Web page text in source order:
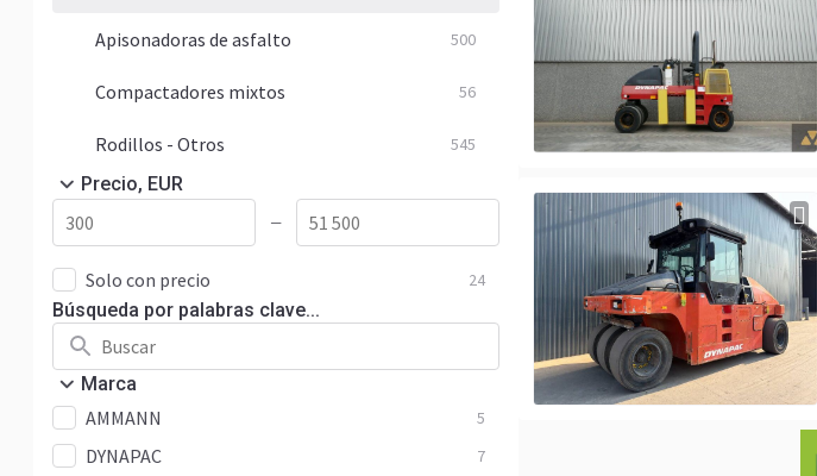
Apisonadoras de asfalto 500
Compactadores mixtos 56
Rodillos - Otros 545
Precio, EUR
—
Solo con precio 24
Búsqueda por palabras clave...
Marca
AMMANN 5
DYNAPAC 7